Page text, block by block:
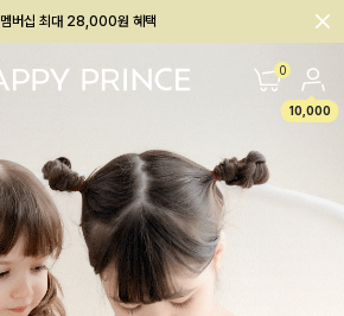
용 아울렛, 가입하면 ~60% 할인!
0
10,000